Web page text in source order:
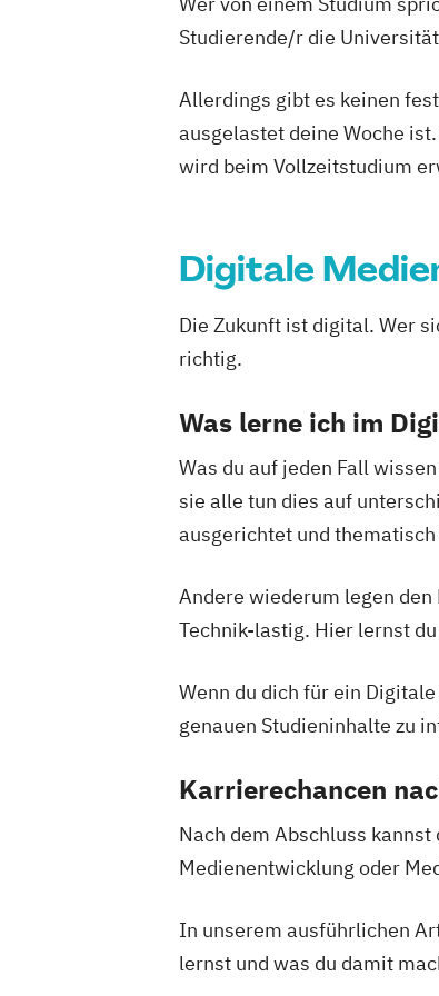
Studierende/r die
Allerdings gibt es keinen
ausgelastet deine Woche
wird beim Vollzeitstudium
Digitale
Die Zukunft ist digital. Wer
richtig.
Was lerne ich im
Was du auf jeden Fall
sie alle tun dies auf
ausgerichtet und
Andere wiederum legen
Technik-lastig. Hier lernst
Wenn du dich für ein
genauen Studieninhalte zu
Karrierechancen
Nach dem Abschluss
Medienentwicklung oder
In unserem ausführlichen
lernst und was du damit